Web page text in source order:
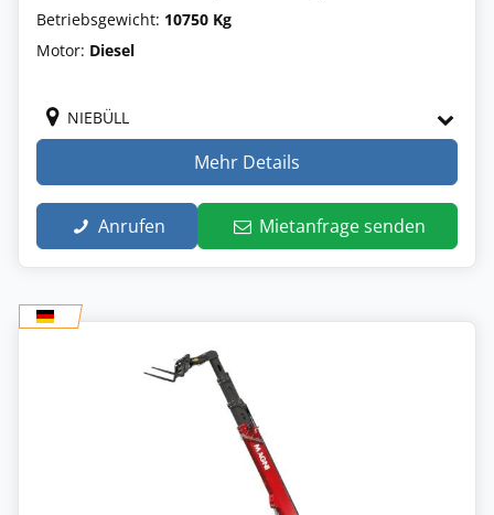
Betriebsgewicht: 10750 Kg
Motor: Diesel
NIEBÜLL
Mehr Details
Anrufen Mietanfrage senden